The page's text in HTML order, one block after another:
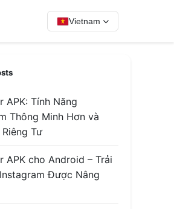
Vietnam
APK: Tính Năng
Thông Minh Hơn và
Tư
APK cho Android – Trải
Được Nâng